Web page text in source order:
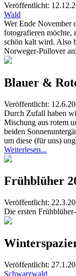
Veröffentlicht:
Wald
Wer Ende November
fotografieren möchte,
schön kalt wird. Also
Norweger-Pullover
Blauer &
Veröffentlicht:
Durch Zufall haben
Mischung aus rotem
beiden
um diese (für uns)
Weiterlesen...
Frühblüher
Veröffentlicht:
Die ersten
Veröffentlicht:
Schwarzwald